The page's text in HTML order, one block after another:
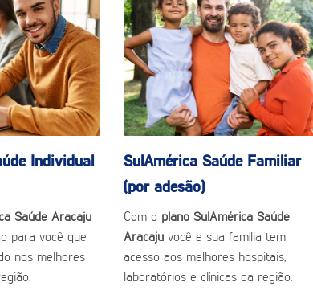
Individual
Saúde Aracaju
para você que
nos melhores
SulAmérica Saúde Familiar
(por adesão)
Com o plano SulAmérica Saúde
Aracaju você e sua família tem
acesso aos melhores hospitais,
laboratórios e clínicas da região.